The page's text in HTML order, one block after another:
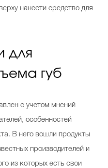
нанести средство для
для
губ
с учетом мнений
особенностей
В него вошли продукты
производителей и
из которых есть свои